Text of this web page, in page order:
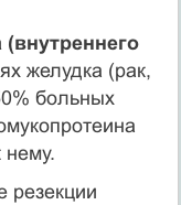
желудка (рак,
больных
нему.
резекции